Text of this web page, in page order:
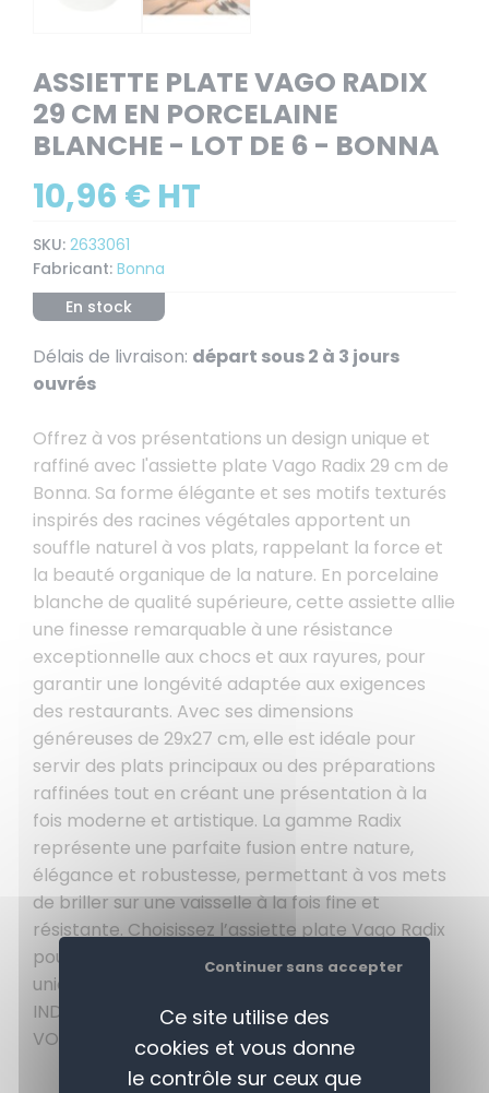
ASSIETTE PLATE VAGO RADIX
29 CM EN PORCELAINE
BLANCHE - LOT DE 6 - BONNA
10,96 € HT
SKU: 2633061
Fabricant: Bonna
En stock
Délais de livraison: départ sous 2 à 3 jours
ouvrés
Offrez à vos présentations un design unique et
raffiné avec l'assiette plate Vago Radix 29 cm de
Bonna. Sa forme élégante et ses motifs texturés
inspirés des racines végétales apportent un
souffle naturel à vos plats, rappelant la force et
la beauté organique de la nature. En porcelaine
blanche de qualité supérieure, cette assiette allie
une finesse remarquable à une résistance
exceptionnelle aux chocs et aux rayures, pour
garantir une longévité adaptée aux exigences
des restaurants. Avec ses dimensions
généreuses de 29x27 cm, elle est idéale pour
servir des plats principaux ou des préparations
raffinées tout en créant une présentation à la
fois moderne et artistique. La gamme Radix
représente une parfaite fusion entre nature,
élégance et robustesse, permettant à vos mets
de briller sur une vaisselle à la fois fine et
résistante. Choisissez l’assiette plate Vago Radix
pour sublimer vos plats avec un décor aussi
unique que vos créations culinaires. PRIX
INDICATIF - APPELEZ-NOUS POUR CONNAITRE
VOTRE REMISE
Ce site utilise des
cookies et vous donne
le contrôle sur ceux que
Continuer sans accepter